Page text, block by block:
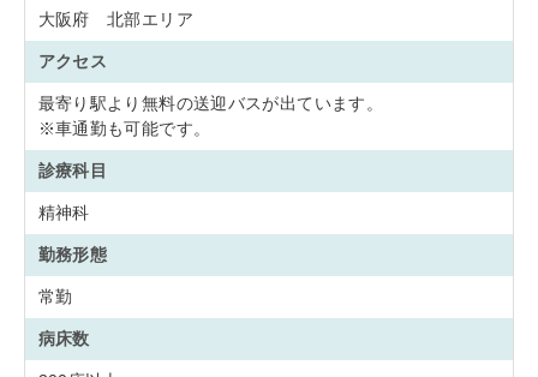
大阪府 北部エリア
アクセス
最寄り駅より無料の送迎バスが出ています。
※車通勤も可能です。
診療科目
精神科
勤務形態
常勤
病床数